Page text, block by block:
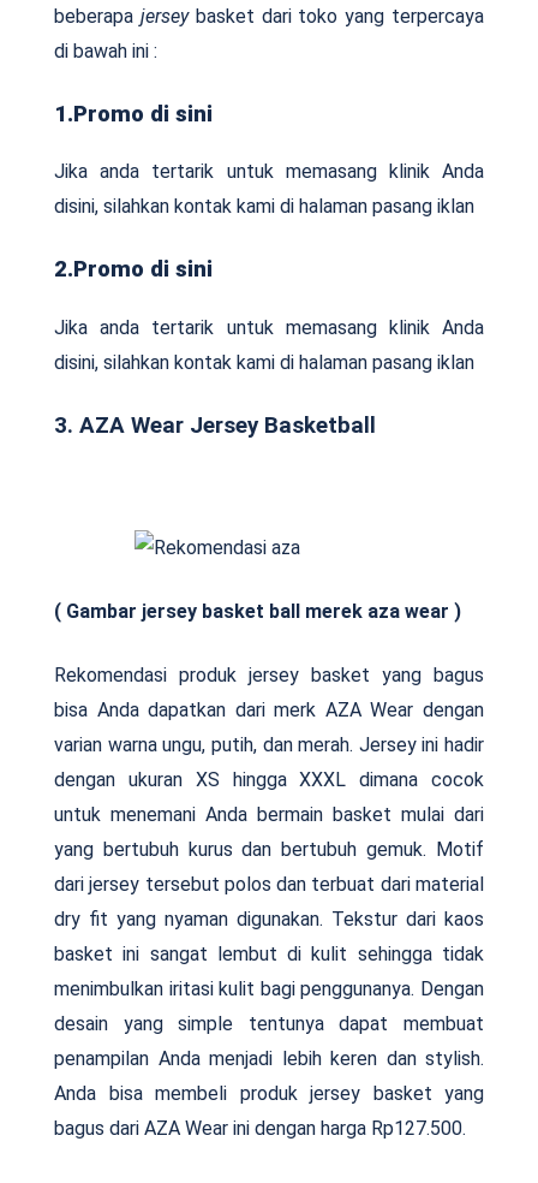
beberapa jersey basket dari toko yang terpercaya
di bawah ini :
1.Promo di sini
Jika anda tertarik untuk memasang klinik Anda
disini, silahkan kontak kami di halaman pasang iklan
2.Promo di sini
Jika anda tertarik untuk memasang klinik Anda
disini, silahkan kontak kami di halaman pasang iklan
3. AZA Wear Jersey Basketball
( Gambar jersey basket ball merek aza wear )
Rekomendasi produk jersey basket yang bagus
bisa Anda dapatkan dari merk AZA Wear dengan
varian warna ungu, putih, dan merah. Jersey ini hadir
dengan ukuran XS hingga XXXL dimana cocok
untuk menemani Anda bermain basket mulai dari
yang bertubuh kurus dan bertubuh gemuk. Motif
dari jersey tersebut polos dan terbuat dari material
dry fit yang nyaman digunakan. Tekstur dari kaos
basket ini sangat lembut di kulit sehingga tidak
menimbulkan iritasi kulit bagi penggunanya. Dengan
desain yang simple tentunya dapat membuat
penampilan Anda menjadi lebih keren dan stylish.
Anda bisa membeli produk jersey basket yang
bagus dari AZA Wear ini dengan harga Rp127.500.